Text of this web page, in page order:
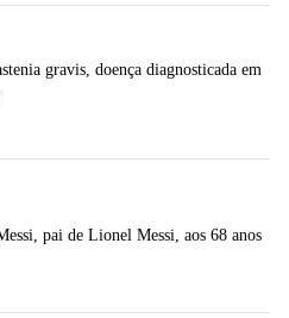
gravis, doença diagnosticada em
pai de Lionel Messi, aos 68 anos